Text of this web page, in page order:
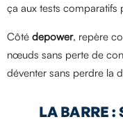
ça aux tests comparatifs
Côté depower, repère
nœuds sans perte de
déventer sans perdre la
LA BARRE :